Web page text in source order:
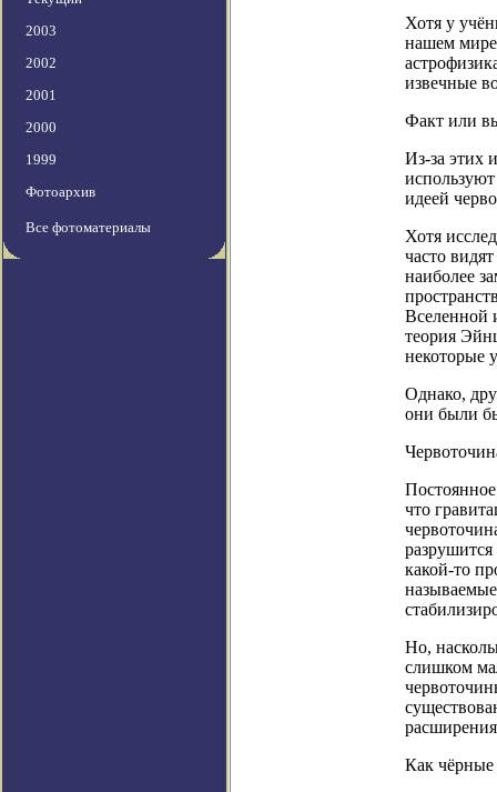
2003
2002
2001
2000
1999
Фотоархив
Все фотоматериалы
Хотя у
нашем
извечные
Факт или
Из-за этих
идеей
Хотя
часто
наиболее
Вселенной
теория
некоторые
Однако,
они были
что
какой-то
Но,
слишком
Как